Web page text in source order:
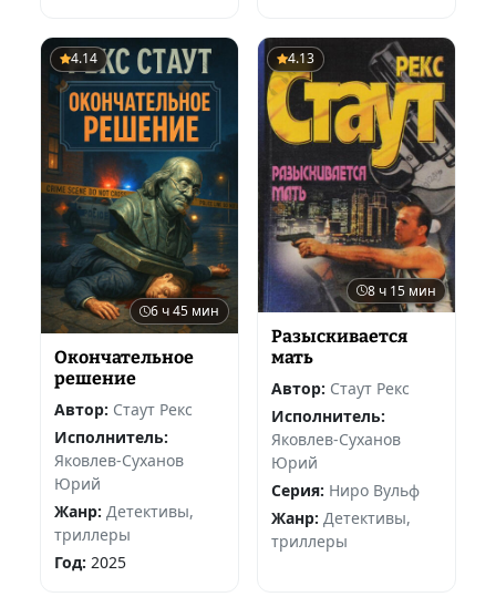
4.14
6 ч 45 мин
Окончательное
решение
Автор: Стаут Рекс
Исполнитель:
Яковлев-Суханов
Юрий
Жанр: Детективы,
триллеры
Год: 2025
4.13
8 ч 15 мин
Разыскивается
мать
Автор: Стаут Рекс
Исполнитель:
Яковлев-Суханов
Юрий
Серия: Ниро Вульф
Жанр: Детективы,
триллеры